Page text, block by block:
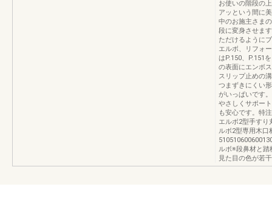
お使いの階段の
アッという間に
中のお施主さま
段に変身させま
ただけるように
エルボ、リフォ
はP.150、P.151
の表面にエンボ
スリップ止めの
つまずきにくい
がいっぱいです
やさしくサポー
も安心です。特
エルボ2型手すり
ルボ2型専用木口
ルボ※段鼻材と踏
見た目の色が若